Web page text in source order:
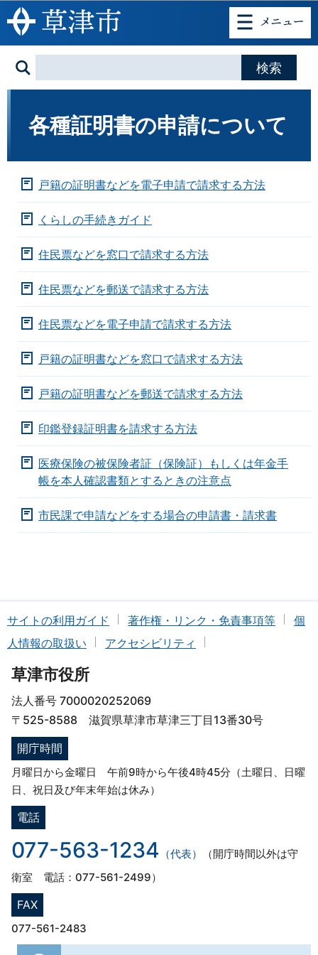
このページの本文へ移動
各種証明書の申請について
戸籍の証明書などを電子申請で請求する方法
くらしの手続きガイド
住民票などを窓口で請求する方法
住民票などを郵送で請求する方法
住民票などを電子申請で請求する方法
戸籍の証明書などを窓口で請求する方法
戸籍の証明書などを郵送で請求する方法
印鑑登録証明書を請求する方法
医療保険の被保険者証（保険証）もしくは年金手
帳を本人確認書類とするときの注意点
市民課で申請などをする場合の申請書・請求書
サイトの利用ガイド 著作権・リンク・免責事項等
個
人情報の取扱い
アクセシビリティ
草津市役所
法人番号 7000020252069
〒525-8588 滋賀県草津市草津三丁目13番30号
開庁時間
月曜日から金曜日 午前9時から午後4時45分（土曜日、日曜
日、祝日及び年末年始は休み）
電話
077-563-1234 （代表）
（開庁時間以外は守
衛室 電話：077-561-2499）
FAX
077-561-2483